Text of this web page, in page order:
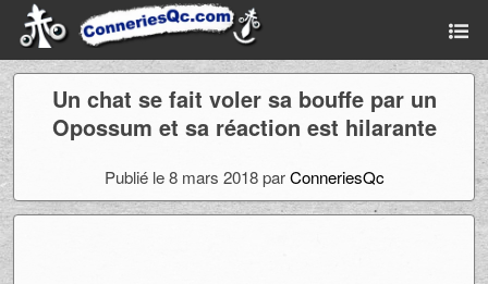
Un chat se fait voler sa bouffe par un
Opossum et sa réaction est hilarante
Publié le 8 mars 2018 parConneriesQc